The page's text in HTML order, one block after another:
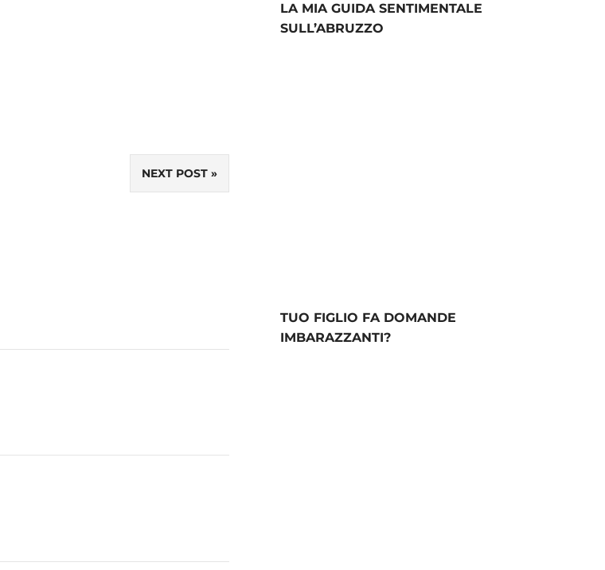
NEXT POST
LA MIA GUIDA SENTIMENTALE
SULL’ABRUZZO
TUO FIGLIO FA DOMANDE
IMBARAZZANTI?